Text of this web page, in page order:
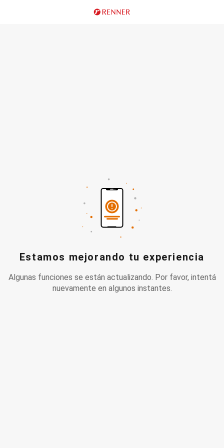
Estamos mejorando tu experiencia
Algunas funciones se están actualizando. Por favor, intentá
nuevamente en algunos instantes.